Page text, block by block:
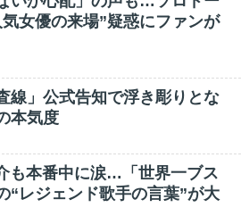
女優の来場”疑惑にファンが
線」公式告知で浮き彫りとな
本気度
も本番中に涙…「世界一ブス
“レジェンド歌手の言葉”が大